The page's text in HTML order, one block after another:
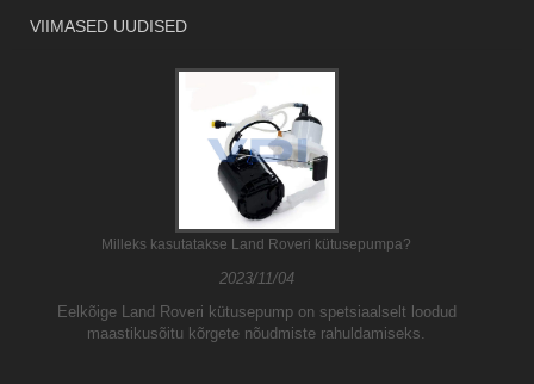
VIIMASED UUDISED
Milleks kasutatakse Land Roveri kütusepumpa?
2023/11/04
Eelkõige Land Roveri kütusepump on spetsiaalselt loodud
maastikusõitu kõrgete nõudmiste rahuldamiseks.